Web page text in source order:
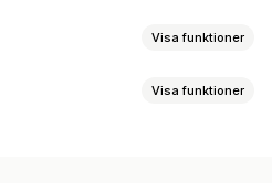
Visa funktioner
Visa funktioner